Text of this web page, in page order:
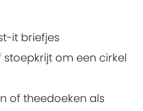
it briefjes
stoepkrijt om een cirkel
of theedoeken als